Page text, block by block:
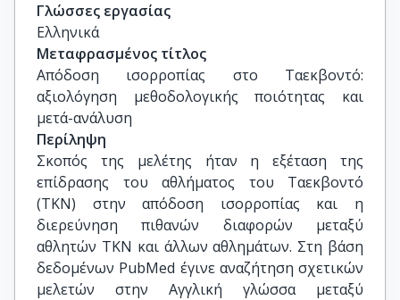
Γλώσσες εργασίας
Ελληνικά
Μεταφρασμένος τίτλος
Απόδοση ισορροπίας στο Ταεκβοντό:
αξιολόγηση μεθοδολογικής ποιότητας και
μετά-ανάλυση
Περίληψη
Σκοπός της μελέτης ήταν η εξέταση της
επίδρασης του αθλήματος του Ταεκβοντό
(ΤΚΝ) στην απόδοση ισορροπίας και η
διερεύνηση πιθανών διαφορών μεταξύ
αθλητών ΤΚΝ και άλλων αθλημάτων. Στη βάση
δεδομένων PubMed έγινε αναζήτηση σχετικών
μελετών στην Αγγλική γλώσσα μεταξύ